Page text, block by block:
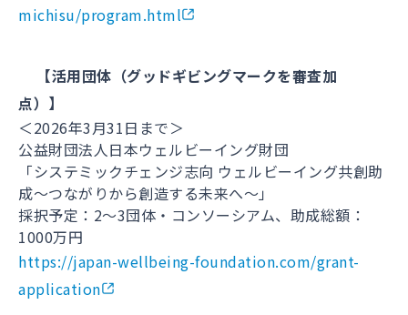
michisu/program.html
【活用団体（グッドギビングマークを審査加
点）】
＜2026年3月31日まで＞
公益財団法人日本ウェルビーイング財団
「システミックチェンジ志向 ウェルビーイング共創助
成～つながりから創造する未来へ～」
採択予定：2～3団体・コンソーシアム、助成総額：
1000万円
https://japan-wellbeing-foundation.com/grant-
application